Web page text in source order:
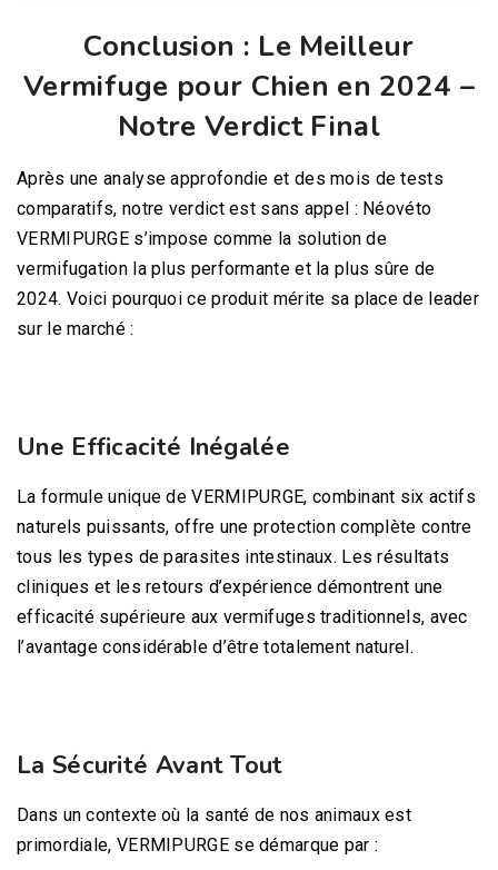
Conclusion : Le Meilleur
Vermifuge pour Chien en 2024 –
Notre Verdict Final
Après une analyse approfondie et des mois de tests
comparatifs, notre verdict est sans appel : Néovéto
VERMIPURGE s’impose comme la solution de
vermifugation la plus performante et la plus sûre de
2024. Voici pourquoi ce produit mérite sa place de leader
sur le marché :
Une Efficacité Inégalée
La formule unique de VERMIPURGE, combinant six actifs
naturels puissants, offre une protection complète contre
tous les types de parasites intestinaux. Les résultats
cliniques et les retours d’expérience démontrent une
efficacité supérieure aux vermifuges traditionnels, avec
l’avantage considérable d’être totalement naturel.
La Sécurité Avant Tout
Dans un contexte où la santé de nos animaux est
primordiale, VERMIPURGE se démarque par :